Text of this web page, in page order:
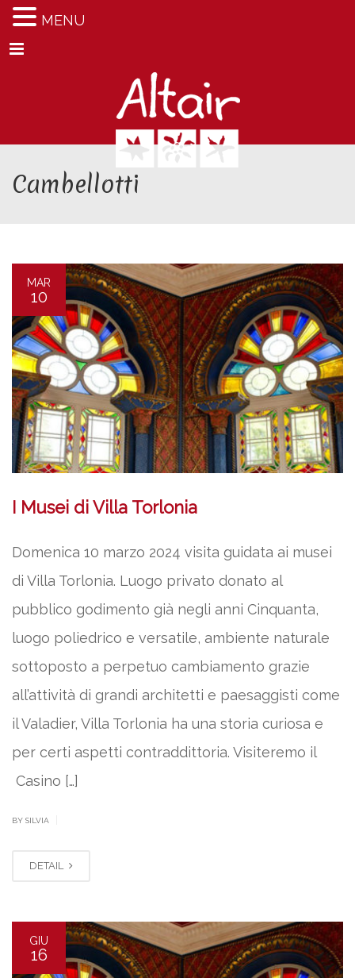
Menu
Cambellotti
MAR
10
I Musei di Villa Torlonia
Domenica 10 marzo 2024 visita guidata ai musei
di Villa Torlonia. Luogo privato donato al
pubblico godimento già negli anni Cinquanta,
luogo poliedrico e versatile, ambiente naturale
sottoposto a perpetuo cambiamento grazie
all’attività di grandi architetti e paesaggisti come
il Valadier, Villa Torlonia ha una storia curiosa e
per certi aspetti contraddittoria. Visiteremo il
Casino […]
BY SILVIA
DETAIL
GIU
16
MENU